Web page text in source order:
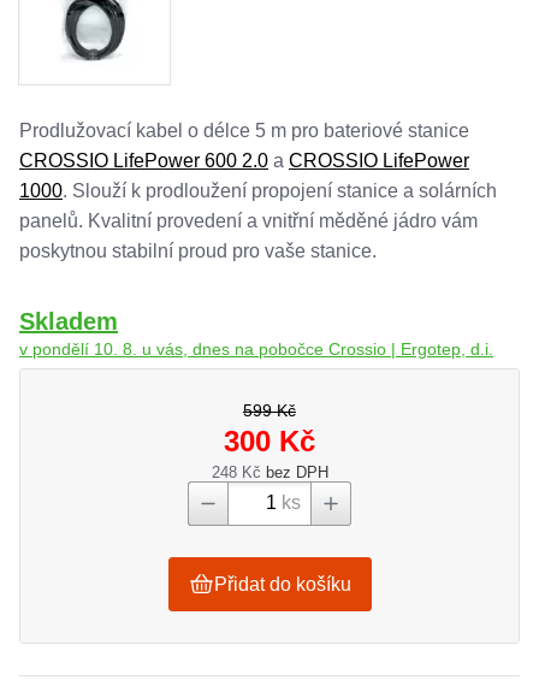
Prodlužovací kabel o délce 5 m pro bateriové stanice
CROSSIO LifePower 600 2.0 a CROSSIO LifePower
1000. Slouží k prodloužení propojení stanice a solárních
panelů. Kvalitní provedení a vnitřní měděné jádro vám
poskytnou stabilní proud pro vaše stanice.
Skladem
v pondělí 10. 8. u vás, dnes na pobočce Crossio | Ergotep, d.i.
599 Kč
300 Kč
248 Kč bez DPH
ks
Přidat do košíku